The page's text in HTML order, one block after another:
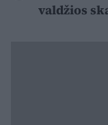
valdžios